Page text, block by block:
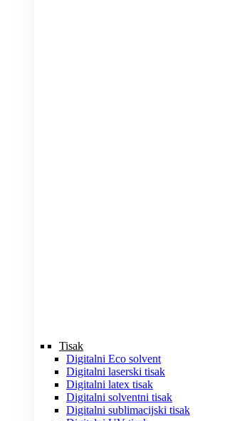
Tisak
Digitalni Eco solvent
Digitalni laserski tisak
Digitalni latex tisak
Digitalni solventni tisak
Digitalni sublimacijski tisak